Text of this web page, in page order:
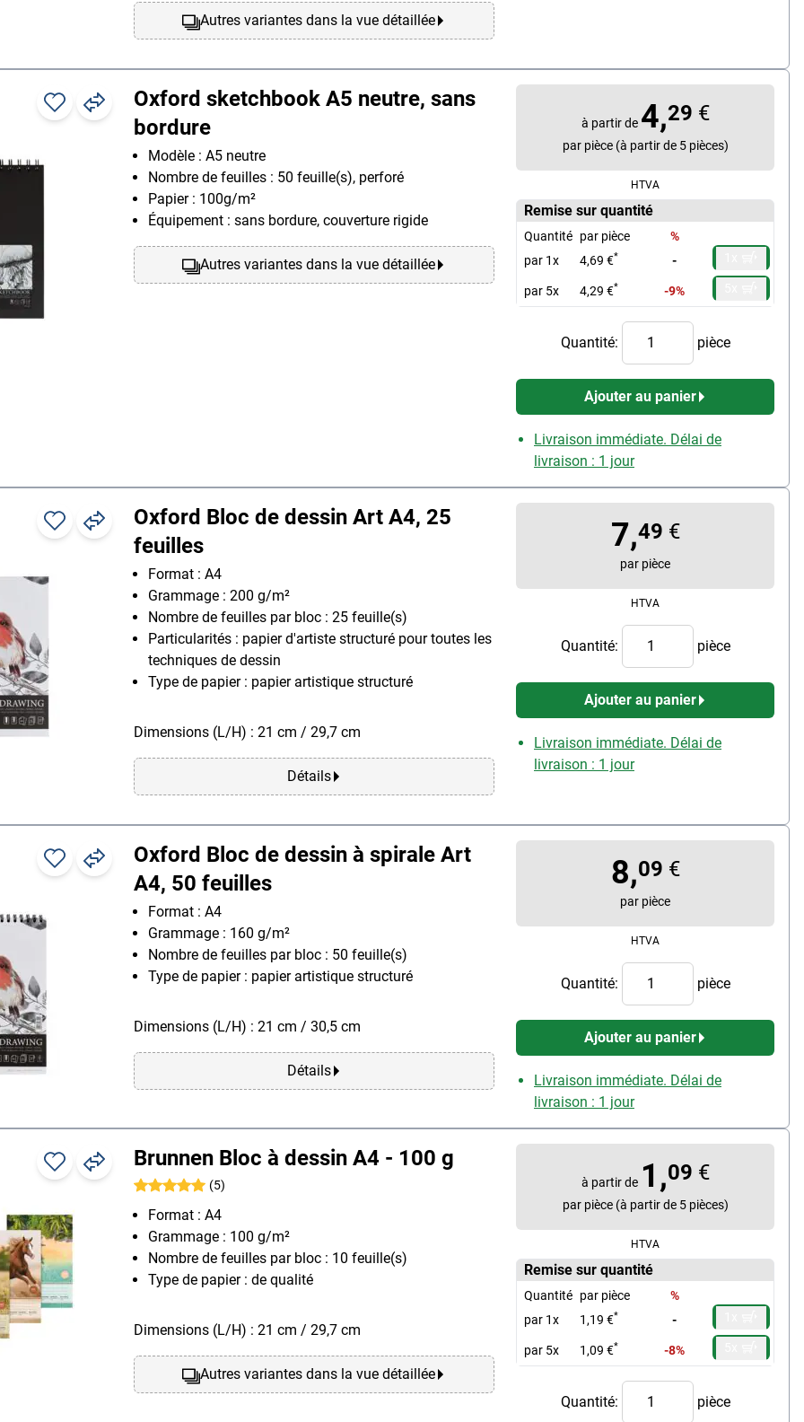
Autres variantes dans la vue détaillée
Oxford sketchbook A5 neutre, sans
bordure
Modèle : A5 neutre
Nombre de feuilles : 50 feuille(s), perforé
Papier : 100g/m²
Équipement : sans bordure, couverture rigide
Autres variantes dans la vue détaillée
à partir de 4,29 €
par pièce (à partir de 5 pièces)
HTVA
Remise sur quantité
Quantité par pièce
%
par 1x
4,69 €* -
par 5x 4,29 €* -9%
Quantité: pièce
Ajouter au panier
Livraison immédiate. Délai de
livraison : 1 jour
Oxford Bloc de dessin Art A4, 25
feuilles
Format : A4
Grammage : 200 g/m²
Nombre de feuilles par bloc : 25 feuille(s)
Particularités : papier d'artiste structuré pour toutes les
techniques de dessin
Type de papier : papier artistique structuré
Dimensions (L/H) : 21 cm / 29,7 cm
Détails
7,49 €
par pièce
HTVA
Quantité: pièce
Ajouter au panier
Livraison immédiate. Délai de
livraison : 1 jour
Oxford Bloc de dessin à spirale Art
A4, 50 feuilles
Format : A4
Grammage : 160 g/m²
Nombre de feuilles par bloc : 50 feuille(s)
Type de papier : papier artistique structuré
Dimensions (L/H) : 21 cm / 30,5 cm
Détails
8,09 €
par pièce
HTVA
Quantité: pièce
Ajouter au panier
Livraison immédiate. Délai de
livraison : 1 jour
Brunnen Bloc à dessin A4 - 100 g
(5)
Format : A4
Grammage : 100 g/m²
Nombre de feuilles par bloc : 10 feuille(s)
Type de papier : de qualité
Dimensions (L/H) : 21 cm / 29,7 cm
Autres variantes dans la vue détaillée
à partir de 1,09 €
par pièce (à partir de 5 pièces)
HTVA
Remise sur quantité
Quantité par pièce
%
par 1x
1,19 €* -
par 5x 1,09 €* -8%
Quantité: pièce